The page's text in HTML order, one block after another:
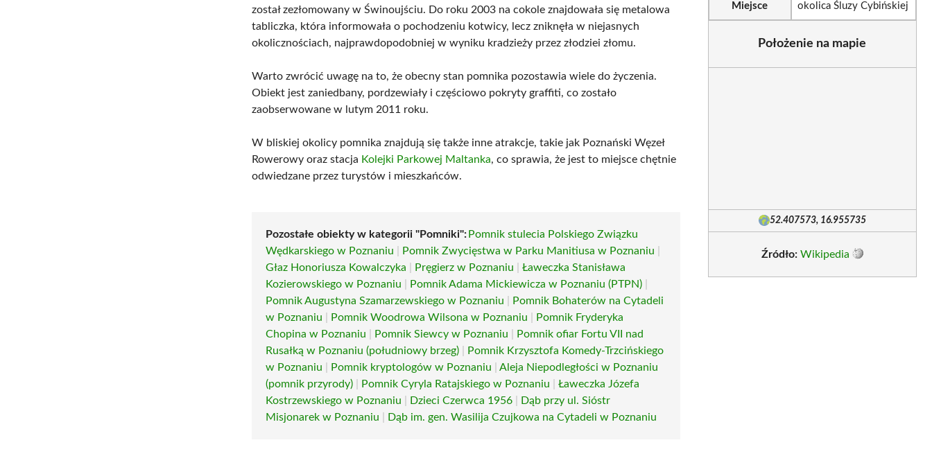
został zezłomowany w Świnoujściu. Do roku 2003 na cokole znajdowała się metalowa
tabliczka, która informowała o pochodzeniu kotwicy, lecz zniknęła w niejasnych
okolicznościach, najprawdopodobniej w wyniku kradzieży przez złodziei złomu.
Warto zwrócić uwagę na to, że obecny stan pomnika pozostawia wiele do życzenia.
Obiekt jest zaniedbany, pordzewiały i częściowo pokryty graffiti, co zostało
zaobserwowane w lutym 2011 roku.
W bliskiej okolicy pomnika znajdują się także inne atrakcje, takie jak Poznański Węzeł
Rowerowy oraz stacja Kolejki Parkowej Maltanka, co sprawia, że jest to miejsce chętnie
odwiedzane przez turystów i mieszkańców.
Pozostałe obiekty w kategorii "Pomniki":Pomnik stulecia Polskiego Związku
Wędkarskiego w Poznaniu
Pomnik Zwycięstwa w Parku Manitiusa w Poznaniu
Głaz Honoriusza Kowalczyka
Pręgierz w Poznaniu |Ławeczka Stanisława
Kozierowskiego w Poznaniu
Pomnik Adama Mickiewicza w Poznaniu (PTPN)
Pomnik Augustyna Szamarzewskiego w Poznaniu
Pomnik Bohaterów na Cytadeli
w Poznaniu
Pomnik Woodrowa Wilsona w Poznaniu
Pomnik Fryderyka
Chopina w Poznaniu
Pomnik Siewcy w Poznaniu
Pomnik ofiar Fortu VII nad
Rusałką w Poznaniu (południowy brzeg)
Pomnik Krzysztofa Komedy-Trzcińskiego
w Poznaniu
Pomnik kryptologów w Poznaniu |Aleja Niepodległości w Poznaniu
(pomnik przyrody)
Pomnik Cyryla Ratajskiego w Poznaniu |Ławeczka Józefa
Kostrzewskiego w Poznaniu
Dzieci Czerwca 1956
Dąb przy ul. Sióstr
Misjonarek w Poznaniu
Dąb im. gen. Wasilija Czujkowa na Cytadeli w Poznaniu
Miejsce okolica Śluzy Cybińskiej
Położenie na mapie
52.407573, 16.955735
Źródło: Wikipedia